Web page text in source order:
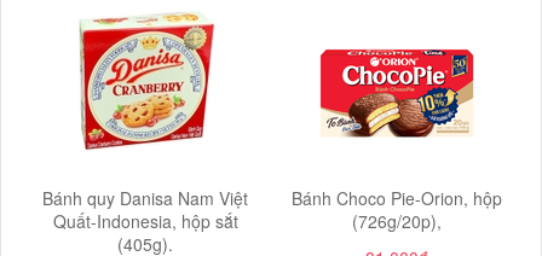
Bánh quy Danisa Nam Việt
Quất-Indonesia, hộp sắt
(405g).
Bánh Choco Pie-Orion, hộp
(726g/20p),